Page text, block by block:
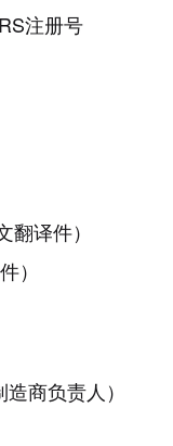
注册号
译件）
）
商负责人）